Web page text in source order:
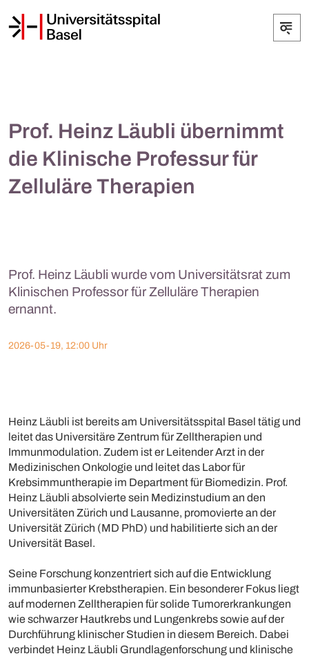
Prof. Heinz Läubli übernimmt
die Klinische Professur für
Zelluläre Therapien
Prof. Heinz Läubli wurde vom Universitätsrat zum
Klinischen Professor für Zelluläre Therapien
ernannt.
2026-05-19, 12:00 Uhr
Heinz Läubli ist bereits am Universitätsspital Basel tätig und
leitet das Universitäre Zentrum für Zelltherapien und
Immunmodulation. Zudem ist er Leitender Arzt in der
Medizinischen Onkologie und leitet das Labor für
Krebsimmuntherapie im Department für Biomedizin. Prof.
Heinz Läubli absolvierte sein Medizinstudium an den
Universitäten Zürich und Lausanne, promovierte an der
Universität Zürich (MD PhD) und habilitierte sich an der
Universität Basel.
Seine Forschung konzentriert sich auf die Entwicklung
immunbasierter Krebstherapien. Ein besonderer Fokus liegt
auf modernen Zelltherapien für solide Tumorerkrankungen
wie schwarzer Hautkrebs und Lungenkrebs sowie auf der
Durchführung klinischer Studien in diesem Bereich. Dabei
verbindet Heinz Läubli Grundlagenforschung und klinische